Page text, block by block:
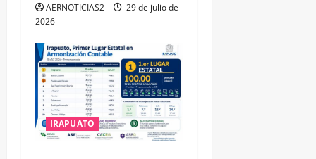
AERNOTICIAS2
29 de julio de
2026
IRAPUATO